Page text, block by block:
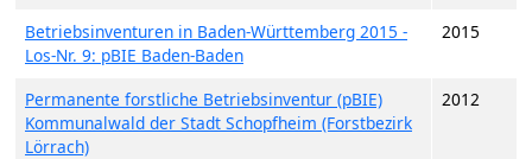
Betriebsinventuren in Baden-Württemberg 2015 -
Los-Nr. 9: pBIE Baden-Baden
2015
Permanente forstliche Betriebsinventur (pBIE)
Kommunalwald der Stadt Schopfheim (Forstbezirk
Lörrach)
2012